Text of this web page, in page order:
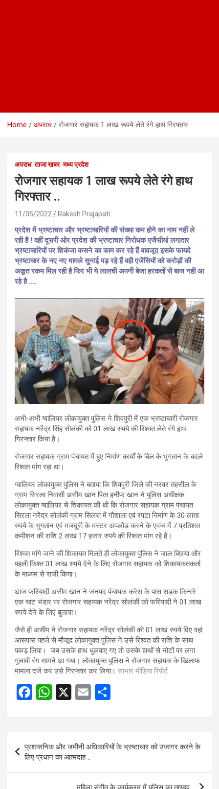
Home अपराध रोजगार सहायक 1 लाख रूपये लेते रंगे हाथ गिरफ्तार ..
अपराध ताजा खबर मध्य प्रदेश
रोजगार सहायक 1 लाख रूपये लेते रंगे हाथ
गिरफ्तार ..
11/05/2022 Rakesh Prajapati
प्रदेश में भ्रष्टाचार और भ्रष्टाचारियों की संख्या कम होने का नाम नहीं ले
रही है ! वहीं दूसरी ओर प्रदेश की भ्रष्टाचार निरोधक एजेंसीयां लगातार
भ्रष्टाचारियों पर शिकंजा कसने का काम कर रहे हैं बावजूद इसके फायदे
भ्रष्टाचार के नए नए मामले सुनाई पड़ रहे हैं वही एजेंसियों को करोड़ों की
अकूत रकम मिल रही है फिर भी ये लालची अपनी बेजा हरकतों से बाज नही आ
रहे है ….
अभी-अभी ग्वालियर लोकायुक्त पुलिस ने शिवपुरी में एक भ्रष्टाचारी रोजगार
सहायक नरेंद्र सिंह सोलंकी को 01 लाख रुपये की रिश्वत लेते रंगे हाथ
गिरफ्तार किया है।
रोजगार सहायक ग्राम पंचायत में हुए निर्माण कार्यों के बिल के भुगतान के बदले
रिश्वत मांग रहा था।
ग्वालियर लोकायुक्त पुलिस ने बताया कि शिवपुरी जिले की नरवर तहसील के
ग्राम सिरला निवासी असीम खान पिता हनीफ खान ने पुलिस अधीक्षक
लोकायुक्त ग्वालियर से शिकायत की थी कि रोजगार सहायक ग्राम पंचायत
सिरला नरेंद्र सोलंकी ग्राम सिलरा में गौशाला एवं रपटा निर्माण के 30 लाख
रुपये के भुगतान एवं मजदूरी के मस्टर अपलोड करने के एवज में 7 प्रतिशत
कमीशन की राशि 2 लाख 17 हजार रुपये की रिश्वत मांग रहे हैं।
रिश्वत मांगे जाने की शिकायत मिलते ही लोकायुक्त पुलिस ने जाल बिछया और
पहली किश्त 01 लाख रुपये देने के लिए रोजगार सहायक को शिकायकतकर्ता
के माध्यम से राजी किया।
आज फरियादी असीम खान ने जनपद पंचायक करेरा के पास सड़क किनारे
एक चाट भंडार पर रोजगार सहायक नरेंद्र सोलंकी को फरियादी ने 01 लाख
रुपये देने के लिए बुलाया।
जैसे ही असीम ने रोजगार सहायक नरेंद्र सोलंकी को 01 लाख रुपये दिए वहां
आसपास पहले से मौजूद लोकायुक्त पुलिस ने उसे रिश्वत की राशि के साथ
पकड़ लिया। जब उसके हाथ धुलवाए गए तो उसके हाथों से नोटों पर लगा
गुलाबी रंग सामने आ गया। लोकायुक्त पुलिस ने रोजगार सहायक के खिलाफ
मामला दर्ज कर उसे गिरफ्तार कर लिया। साभार मीडिया रिपोर्ट
F
ce
o
o
W
at
s
A
p
X
E
ail ar
e
navigation
प्रशासनिक और जमीनी अधिकारियों के भ्रष्टाचार को उजागर करने के
लिए प्रधान का आत्मदाह ..